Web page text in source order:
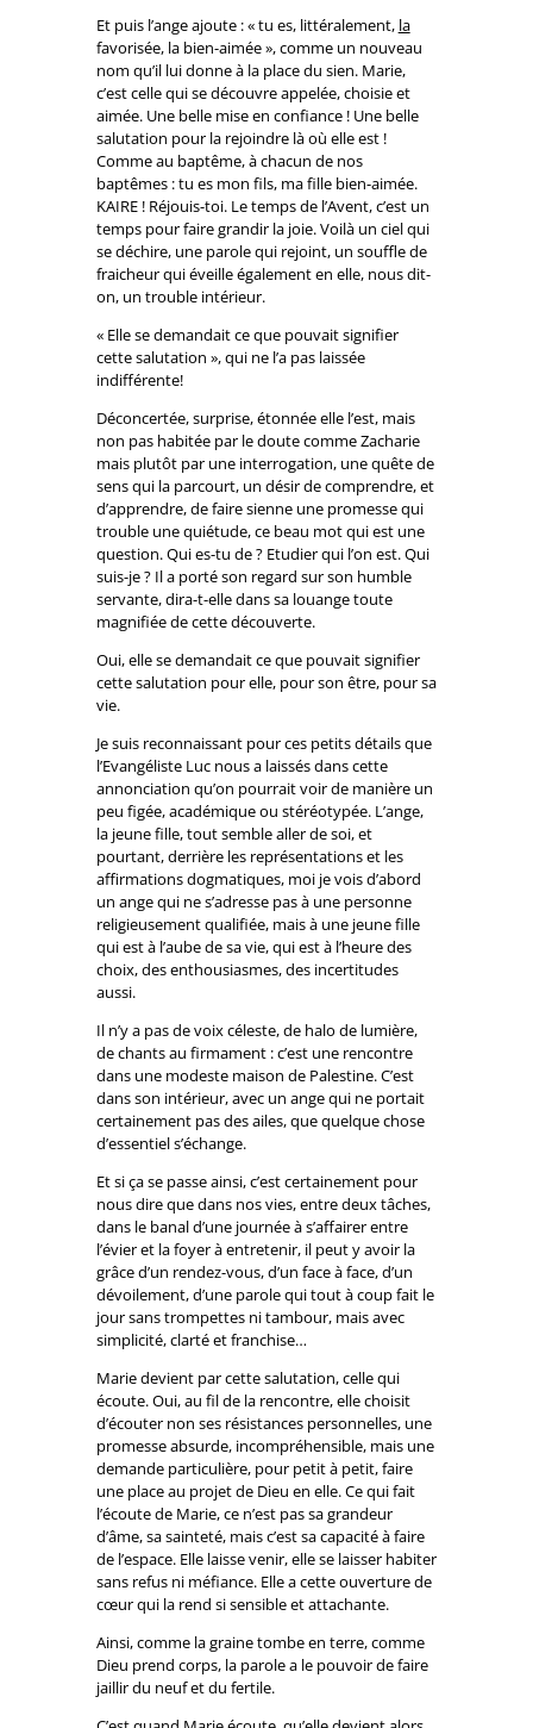
Et puis l’ange ajoute : « tu es, littéralement, la
favorisée, la bien-aimée », comme un nouveau
nom qu’il lui donne à la place du sien. Marie,
c’est celle qui se découvre appelée, choisie et
aimée. Une belle mise en confiance ! Une belle
salutation pour la rejoindre là où elle est !
Comme au baptême, à chacun de nos
baptêmes : tu es mon fils, ma fille bien-aimée.
KAIRE ! Réjouis-toi. Le temps de l’Avent, c’est un
temps pour faire grandir la joie. Voilà un ciel qui
se déchire, une parole qui rejoint, un souffle de
fraicheur qui éveille également en elle, nous dit-
on, un trouble intérieur.
« Elle se demandait ce que pouvait signifier
cette salutation », qui ne l’a pas laissée
indifférente!
Déconcertée, surprise, étonnée elle l’est, mais
non pas habitée par le doute comme Zacharie
mais plutôt par une interrogation, une quête de
sens qui la parcourt, un désir de comprendre, et
d’apprendre, de faire sienne une promesse qui
trouble une quiétude, ce beau mot qui est une
question. Qui es-tu de ? Etudier qui l’on est. Qui
suis-je ? Il a porté son regard sur son humble
servante, dira-t-elle dans sa louange toute
magnifiée de cette découverte.
Oui, elle se demandait ce que pouvait signifier
cette salutation pour elle, pour son être, pour sa
vie.
Je suis reconnaissant pour ces petits détails que
l’Evangéliste Luc nous a laissés dans cette
annonciation qu’on pourrait voir de manière un
peu figée, académique ou stéréotypée. L’ange,
la jeune fille, tout semble aller de soi, et
pourtant, derrière les représentations et les
affirmations dogmatiques, moi je vois d’abord
un ange qui ne s’adresse pas à une personne
religieusement qualifiée, mais à une jeune fille
qui est à l’aube de sa vie, qui est à l’heure des
choix, des enthousiasmes, des incertitudes
aussi.
Il n’y a pas de voix céleste, de halo de lumière,
de chants au firmament : c’est une rencontre
dans une modeste maison de Palestine. C’est
dans son intérieur, avec un ange qui ne portait
certainement pas des ailes, que quelque chose
d’essentiel s’échange.
Et si ça se passe ainsi, c’est certainement pour
nous dire que dans nos vies, entre deux tâches,
dans le banal d’une journée à s’affairer entre
l’évier et la foyer à entretenir, il peut y avoir la
grâce d’un rendez-vous, d’un face à face, d’un
dévoilement, d’une parole qui tout à coup fait le
jour sans trompettes ni tambour, mais avec
simplicité, clarté et franchise…
Marie devient par cette salutation, celle qui
écoute. Oui, au fil de la rencontre, elle choisit
d’écouter non ses résistances personnelles, une
promesse absurde, incompréhensible, mais une
demande particulière, pour petit à petit, faire
une place au projet de Dieu en elle. Ce qui fait
l’écoute de Marie, ce n’est pas sa grandeur
d’âme, sa sainteté, mais c’est sa capacité à faire
de l’espace. Elle laisse venir, elle se laisser habiter
sans refus ni méfiance. Elle a cette ouverture de
cœur qui la rend si sensible et attachante.
Ainsi, comme la graine tombe en terre, comme
Dieu prend corps, la parole a le pouvoir de faire
jaillir du neuf et du fertile.